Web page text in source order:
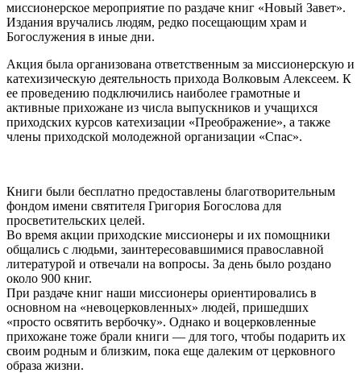
миссионерское мероприятие по раздаче книг «Новый Завет».
Издания вручались людям, редко посещающим храм и
Богослужения в иные дни.
Акция была организована ответственным за миссионерскую и
катехизическую деятельность прихода Волковым Алексеем. К
ее проведению подключились наиболее грамотные и
активные прихожане из числа выпускников и учащихся
приходских курсов катехизации «Преображение», а также
члены приходской молодежной организации «Спас».
Книги были бесплатно предоставлены благотворительным
фондом имени святителя Григория Богослова для
просветительских целей.
Во время акции приходские миссионеры и их помощники
общались с людьми, заинтересовавшимися православной
литературой и отвечали на вопросы. За день было роздано
около 900 книг.
При раздаче книг наши миссионеры ориентировались в
основном на «невоцерковленных» людей, пришедших
«просто освятить вербочку». Однако и воцерковленные
прихожане тоже брали книги — для того, чтобы подарить их
своим родным и близким, пока еще далеким от церковного
образа жизни.